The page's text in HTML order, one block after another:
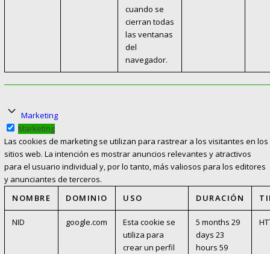
cuando se
cierran todas
las ventanas
del
navegador.
Marketing
Marketing
Las cookies de marketing se utilizan para rastrear a los visitantes en los
sitios web. La intención es mostrar anuncios relevantes y atractivos
para el usuario individual y, por lo tanto, más valiosos para los editores
y anunciantes de terceros.
NOMBRE
DOMINIO USO DURACIÓN
NID google.com
Esta cookie se
utiliza para
crear un perfil
5 months 29
days 23
hours 59